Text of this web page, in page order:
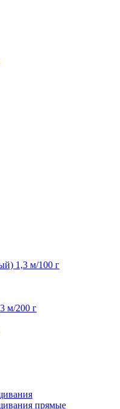
1,3 м/100 г
м/200 г
прямые